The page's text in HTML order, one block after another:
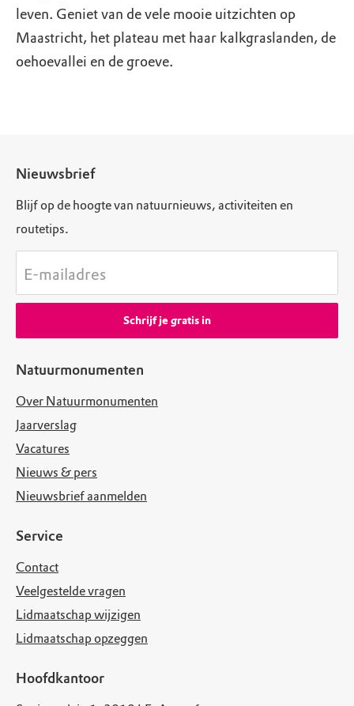
leven. Geniet van de vele mooie uitzichten op
Maastricht, het plateau met haar kalkgraslanden, de
oehoevallei en de groeve.
Natuurmonumenten
Over Natuurmonumenten
Jaarverslag
Vacatures
Nieuws & pers
Nieuwsbrief aanmelden
Service
Contact
Veelgestelde vragen
Lidmaatschap wijzigen
Lidmaatschap opzeggen
Hoofdkantoor
Nieuwsbrief
Blijf op de hoogte van natuurnieuws, activiteiten en
routetips.
E-mailadres
Schrijf je gratis in